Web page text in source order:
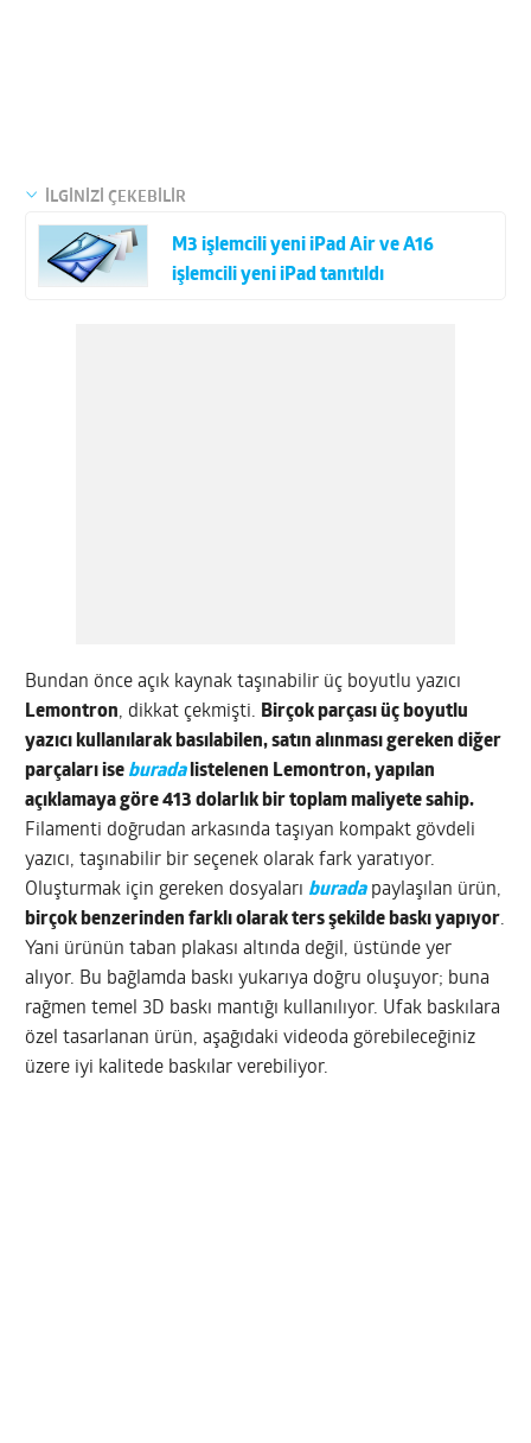
İLGİNİZİ ÇEKEBİLİR
M3 işlemcili yeni iPad Air ve A16
işlemcili yeni iPad tanıtıldı
Bundan önce açık kaynak taşınabilir üç boyutlu yazıcı
Lemontron, dikkat çekmişti. Birçok parçası üç boyutlu
yazıcı kullanılarak basılabilen, satın alınması gereken diğer
parçaları ise buradalistelenen Lemontron, yapılan
açıklamaya göre 413 dolarlık bir toplam maliyete sahip.
Filamenti doğrudan arkasında taşıyan kompakt gövdeli
yazıcı, taşınabilir bir seçenek olarak fark yaratıyor.
Oluşturmak için gereken dosyaları buradapaylaşılan ürün,
birçok benzerinden farklı olarak ters şekilde baskı yapıyor.
Yani ürünün taban plakası altında değil, üstünde yer
alıyor. Bu bağlamda baskı yukarıya doğru oluşuyor; buna
rağmen temel 3D baskı mantığı kullanılıyor. Ufak baskılara
özel tasarlanan ürün, aşağıdaki videoda görebileceğiniz
üzere iyi kalitede baskılar verebiliyor.